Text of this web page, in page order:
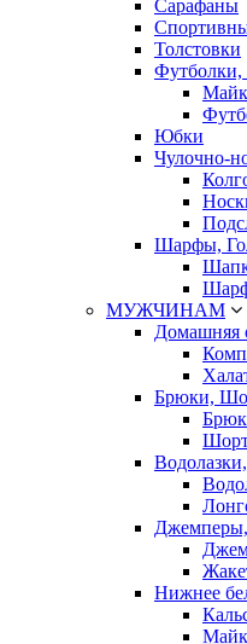
Сарафаны
Толстовки
Юбки
Чулочно-
Шарфы,
МУЖЧИНАМ
Домашняя
Брюки,
Нижнее